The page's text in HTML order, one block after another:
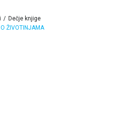
Dečje knjige
ŽIVOTINJAMA